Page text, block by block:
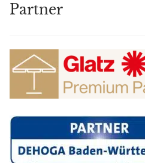
Partner